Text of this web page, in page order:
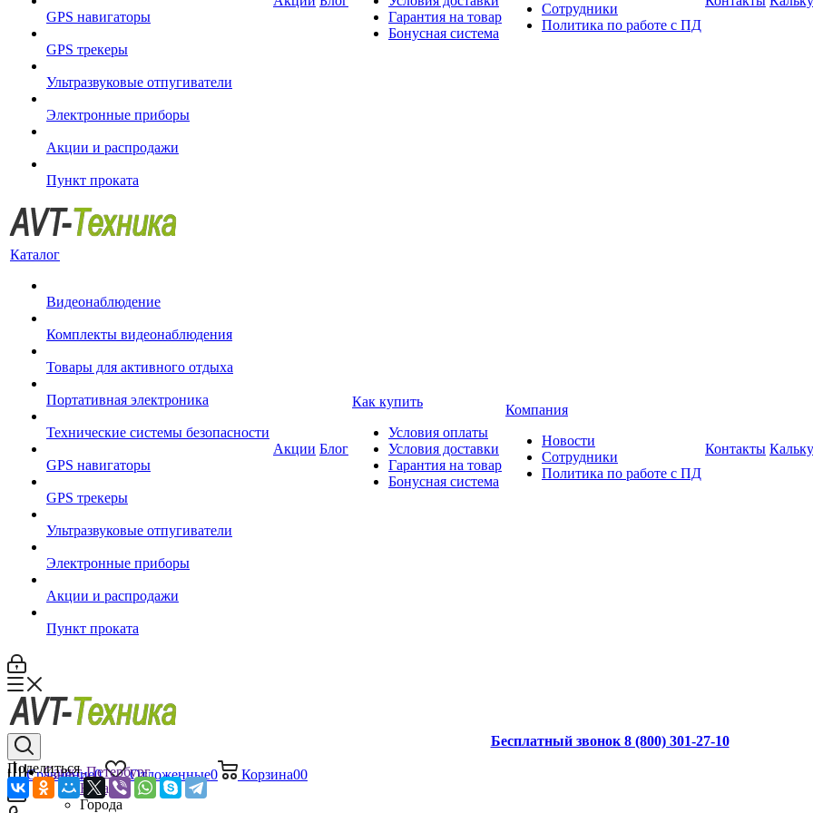
GPS навигаторы
GPS трекеры
Ультразвуковые отпугиватели
Электронные приборы
Акции и распродажи
Пункт проката
Гарантия на товар
Бонусная система
Сотрудники
Политика по работе с ПД
Каталог
Видеонаблюдение
Комплекты видеонаблюдения
Товары для активного отдыха
Портативная электроника
Технические системы безопасности
GPS навигаторы
GPS трекеры
Ультразвуковые отпугиватели
Электронные приборы
Акции и распродажи
Пункт проката
Акции Блог
Как купить
Условия оплаты
Условия доставки
Гарантия на товар
Бонусная система
Компания
Новости
Сотрудники
Политика по работе с ПД
Контакты
Сравнение0 Отложенные0 Корзина00
Бесплатный звонок 8 (800) 301-27-10
Санкт-Петербург
Назад
Города
Поделиться